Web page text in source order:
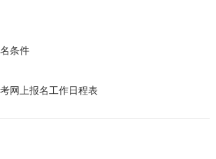
条件
网上报名工作日程表